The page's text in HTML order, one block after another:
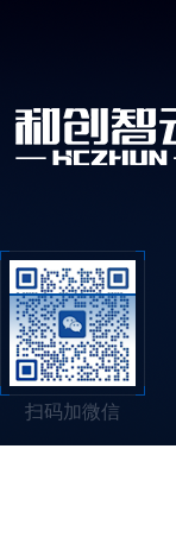
扫码加微信